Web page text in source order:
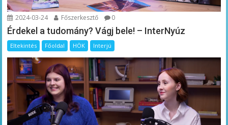
2024-03-24 Főszerkesztő 0
Érdekel a tudomány? Vágj bele! – InterNyúz
Eltekintés Főoldal HÖK Interjú